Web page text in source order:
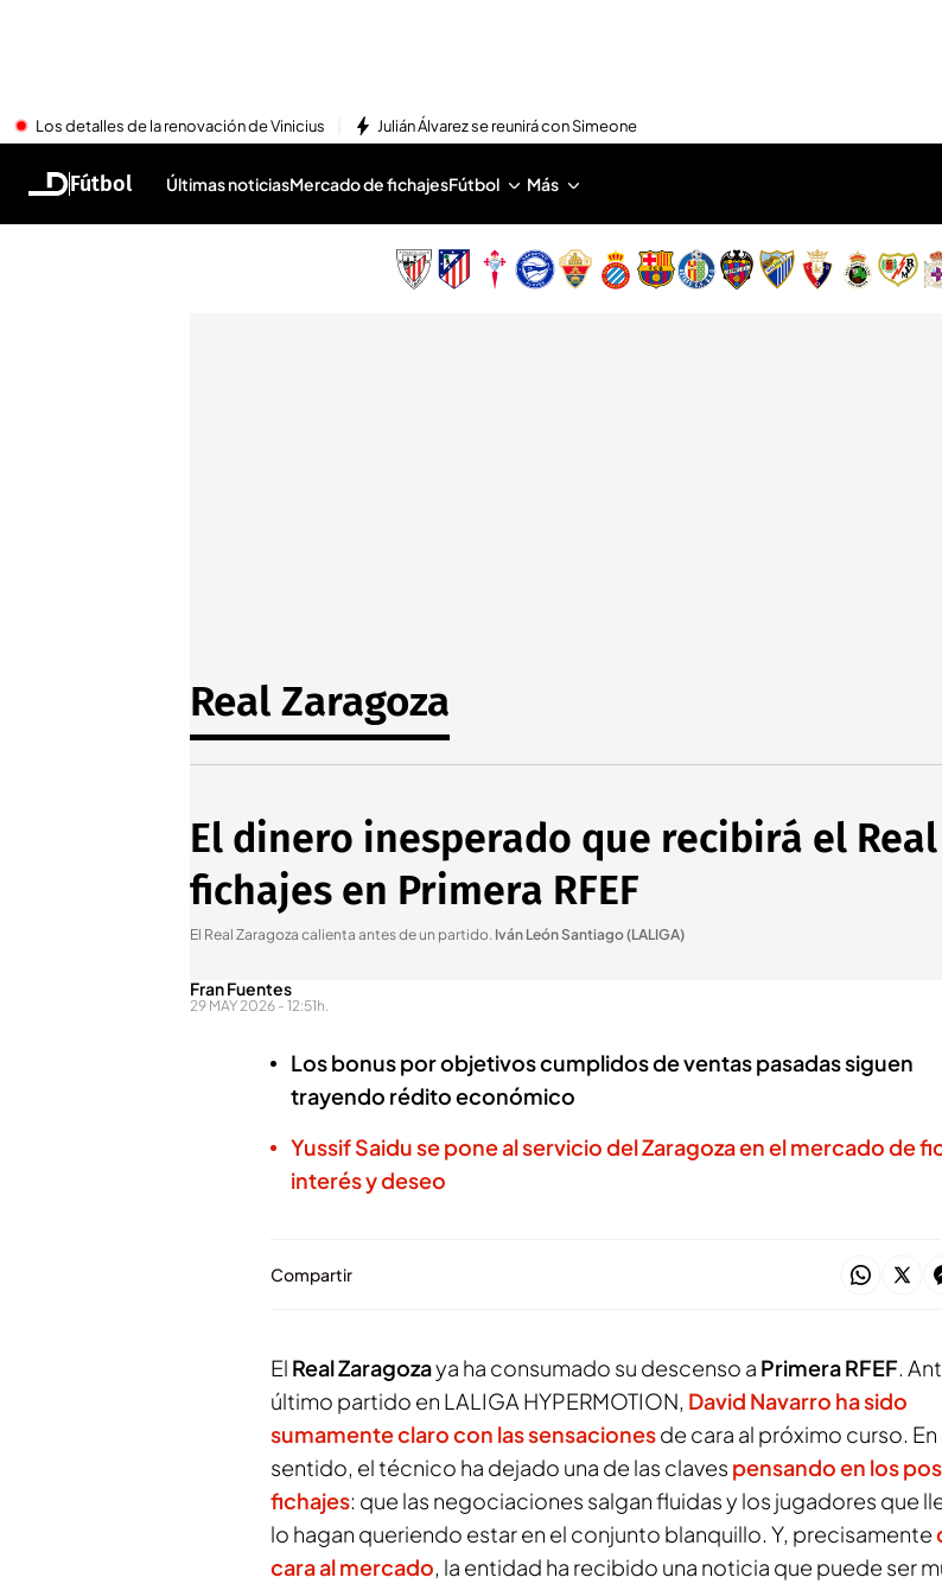
Los detalles de la renovación de Vinicius Julián Álvarez se reunirá con Simeone
Fútbol Últimas noticiasMercado de fichajesFútbol Más
Real Zaragoza
El dinero inesperado que recibirá el
fichajes en Primera RFEF
El Real Zaragoza calienta antes de un partido. Iván León Santiago (LALIGA)
Fran Fuentes
29 MAY 2026 - 12:51h.
Los bonus por objetivos cumplidos de ventas pasadas siguen
trayendo rédito económico
Yussif Saidu se pone al servicio del Zaragoza en el mercado de
interés y deseo
Compartir
El Real Zaragozaya ha consumado su descenso a Primera RFEF.
último partido en LALIGA HYPERMOTION, David Navarro ha sido
sumamente claro con las sensacionesde cara al próximo curso.
sentido, el técnico ha dejado una de las claves pensando en los
fichajes: que las negociaciones salgan fluidas y los jugadores que
lo hagan queriendo estar en el conjunto blanquillo. Y, precisamente
cara al mercado, la entidad ha recibido una noticia que puede ser